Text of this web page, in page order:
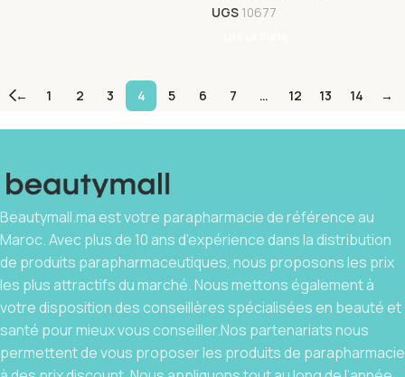
UGS 10677
← 1 2 3 4 5 6 7 … 12 13 14 →
Beautymall.ma est votre parapharmacie de référence au
Maroc. Avec plus de 10 ans d’expérience dans la distribution
de produits parapharmaceutiques, nous proposons les prix
les plus attractifs du marché. Nous mettons également à
votre disposition des conseillères spécialisées en beauté et
santé pour mieux vous conseiller.Nos partenariats nous
permettent de vous proposer les produits de parapharmacie